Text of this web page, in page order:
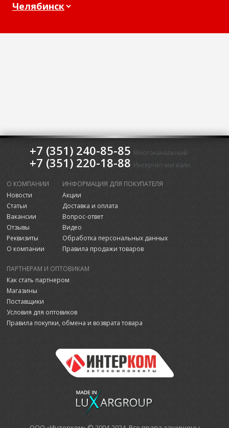
+7 (351) 240-85-85 Многоканальный
+7 (351) 220-18-88 Интернет-магазин
О КОМПАНИИ
Новости
Статьи
Вакансии
Отзывы
Реквизиты
О компании
ИНФОРМАЦИЯ ДЛЯ ПОКУПАТЕЛЯ
Акции
Доставка и оплата
Вопрос-ответ
Видео
Обработка персональных данных
Правила продажи товаров
ПАРТНЕРАМ И ОПТОВИКАМ
Как стать партнером
Магазины
Поставщики
Условия для оптовиков
Правила покупки, обмена и возврата товара